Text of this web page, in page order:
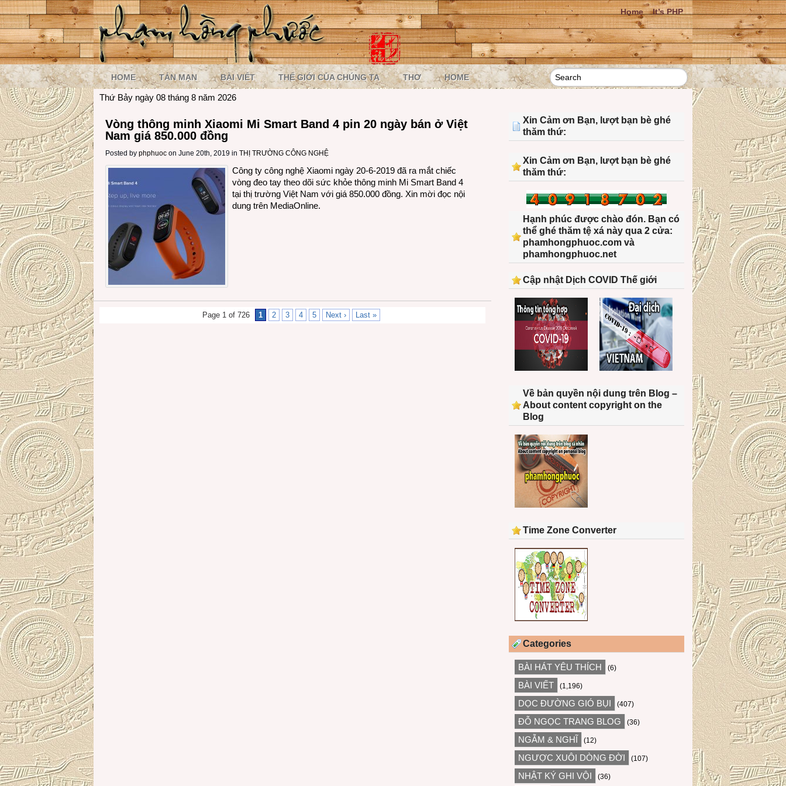
Home It’s PHP
HOME TẢN MẠN BÀI VIẾT THẾ GIỚI CỦA CHÚNG TA THƠ HOME
Thứ Bảy ngày 08 tháng 8 năm 2026
Vòng thông minh Xiaomi Mi Smart Band 4 pin 20 ngày bán ở Việt
Nam giá 850.000 đồng
Posted by phphuoc on June 20th, 2019 in THỊ TRƯỜNG CÔNG NGHỆ
Công ty công nghệ Xiaomi ngày 20-6-2019 đã ra mắt chiếc
vòng đeo tay theo dõi sức khỏe thông minh Mi Smart Band 4
tại thị trường Việt Nam với giá 850.000 đồng. Xin mời đọc nội
dung trên MediaOnline.
Page 1 of 726 1 2 3 4 5 Next › Last »
Xin Cảm ơn Bạn, lượt bạn bè ghé
thăm thứ:
Xin Cảm ơn Bạn, lượt bạn bè ghé
thăm thứ:
Hạnh phúc được chào đón. Bạn có
thể ghé thăm tệ xá này qua 2 cửa:
phamhongphuoc.com và
phamhongphuoc.net
Cập nhật Dịch COVID Thế giới
Về bản quyền nội dung trên Blog –
About content copyright on the
Blog
Time Zone Converter
Categories
BÀI HÁT YÊU THÍCH (6)
BÀI VIẾT (1,196)
DỌC ĐƯỜNG GIÓ BỤI (407)
ĐỖ NGỌC TRANG BLOG (36)
NGẪM & NGHĨ (12)
NGƯỢC XUÔI DÒNG ĐỜI (107)
NHẬT KÝ GHI VỘI (36)